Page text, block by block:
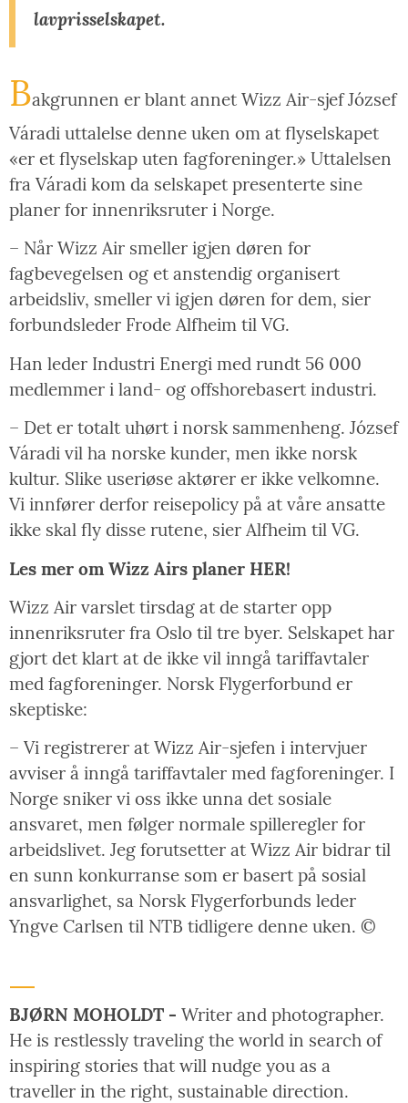
lavprisselskapet.
Bakgrunnen er blant annet Wizz Air-sjef József
Váradi uttalelse denne uken om at flyselskapet
«er et flyselskap uten fagforeninger.» Uttalelsen
fra Váradi kom da selskapet presenterte sine
planer for innenriksruter i Norge.
– Når Wizz Air smeller igjen døren for
fagbevegelsen og et anstendig organisert
arbeidsliv, smeller vi igjen døren for dem, sier
forbundsleder Frode Alfheim til VG.
Han leder Industri Energi med rundt 56 000
medlemmer i land- og offshorebasert industri.
– Det er totalt uhørt i norsk sammenheng. József
Váradi vil ha norske kunder, men ikke norsk
kultur. Slike useriøse aktører er ikke velkomne.
Vi innfører derfor reisepolicy på at våre ansatte
ikke skal fly disse rutene, sier Alfheim til VG.
Les mer om Wizz Airs planer HER!
Wizz Air varslet tirsdag at de starter opp
innenriksruter fra Oslo til tre byer. Selskapet har
gjort det klart at de ikke vil inngå tariffavtaler
med fagforeninger. Norsk Flygerforbund er
skeptiske:
– Vi registrerer at Wizz Air-sjefen i intervjuer
avviser å inngå tariffavtaler med fagforeninger. I
Norge sniker vi oss ikke unna det sosiale
ansvaret, men følger normale spilleregler for
arbeidslivet. Jeg forutsetter at Wizz Air bidrar til
en sunn konkurranse som er basert på sosial
ansvarlighet, sa Norsk Flygerforbunds leder
Yngve Carlsen til NTB tidligere denne uken. ©
BJØRN MOHOLDT - Writer and photographer.
He is restlessly traveling the world in search of
inspiring stories that will nudge you as a
traveller in the right, sustainable direction.